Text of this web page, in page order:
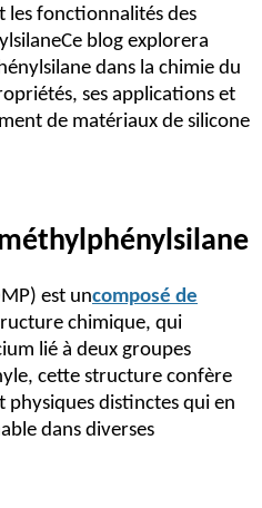
les fonctionnalités des
Ce blog explorera
dans la chimie du
ses applications et
de matériaux de silicone
est uncomposé de
chimique, qui
lié à deux groupes
cette structure confère
physiques distinctes qui en
dans diverses